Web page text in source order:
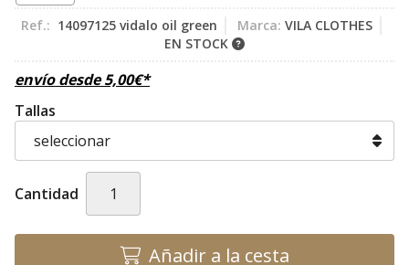
Ref.: 14097125 vidalo oil green Marca: VILA CLOTHES
EN STOCK
envío desde5,00€*
Tallas
Cantidad
Añadir a la cesta